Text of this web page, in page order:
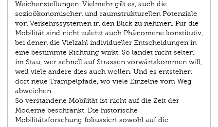
Weichenstellungen. Vielmehr gilt es, auch die
sozioökonomischen und raumstrukturellen Potenziale
von Verkehrs­systemen in den Blick zu nehmen. Für die
Mobilität sind nicht zuletzt auch Phänomene konstitutiv,
bei denen die Vielzahl individueller Entscheidungen in
eine bestimmte Richtung wirkt. So landet nicht selten
im Stau, wer schnell auf Strassen vorwärtskommen will,
weil viele andere dies auch wollen. Und es entstehen
dort neue Trampelpfade, wo viele Einzelne vom Weg
abweichen.
So verstandene Mobilität ist nicht auf die Zeit der
Moderne beschränkt. Die historische
Mobilitätsforschung fokussiert sowohl auf die